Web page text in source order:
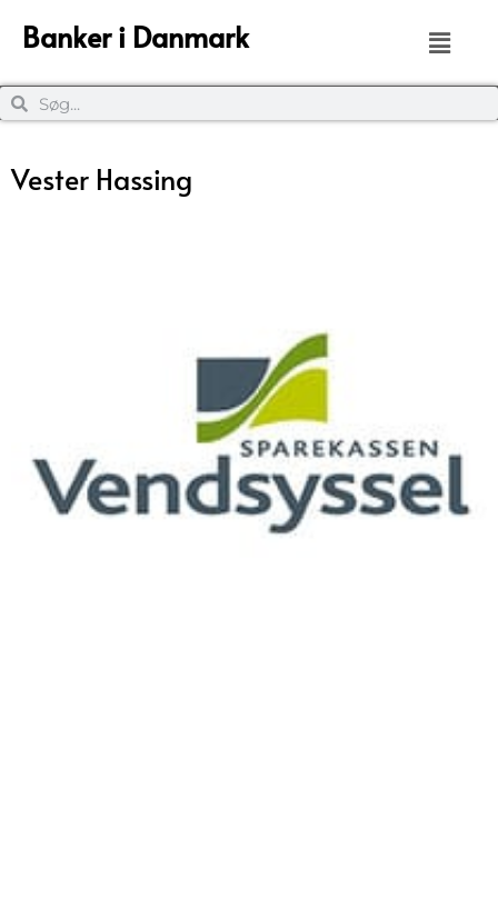
Banker i Danmark
Vester Hassing